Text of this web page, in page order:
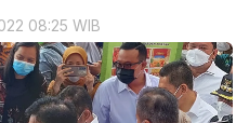
08:25 WIB